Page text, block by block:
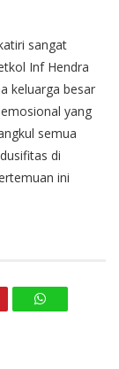
sangat
Inf Hendra
keluarga besar
yang
semua
di
ini